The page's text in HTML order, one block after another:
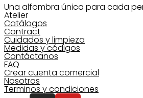
Una alfombra única para cada
Atelier
Catálogos
Contract
Cuidados y limpieza
Medidas y códigos
Contáctanos
FAQ
Crear cuenta comercial
Nosotros
Terminos y condiciones